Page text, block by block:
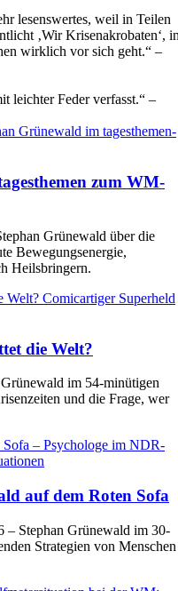
lesenswertes, weil in Teilen
‚Wir Krisenakrobaten‘,
wirklich vor sich geht.“ –
leichter Feder verfasst.“ –
zum WM-
Grünewald über die
Bewegungsenergie,
Heilsbringern.
die Welt?
im 54-minütigen
und die Frage, wer
auf dem Roten Sofa
Stephan Grünewald im 30-
Strategien von Menschen